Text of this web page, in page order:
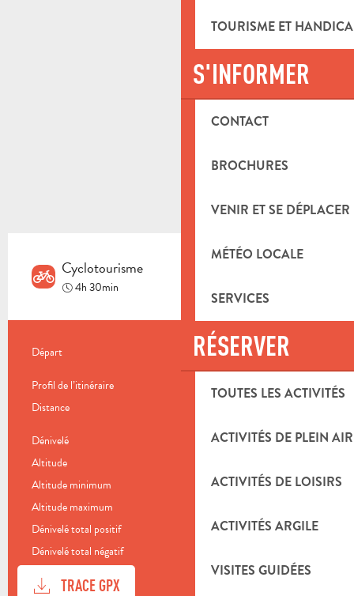
TOURISME ET
S'INFORMER
CONTACT
BROCHURES
VENIR ET SE DÉPLACER
MÉTÉO LOCALE
SERVICES
RÉSERVER
TOUTES LES ACTIVITÉS
ACTIVITÉS DE PLEIN AIR
ACTIVITÉS DE LOISIRS
ACTIVITÉS ARGILE
VISITES GUIDÉES
Cyclotourisme
4h 30min
INFORMATIONS PRATIQUES
Départ Aubagne
Profil de l’itinéraire Boucle
Distance
Dénivelé 1697 m
Altitude
Altitude minimum 107 m
Altitude maximum
Dénivelé total positif 1698 m
Dénivelé total négatif
DOCUMENTATION
TRACE GPX